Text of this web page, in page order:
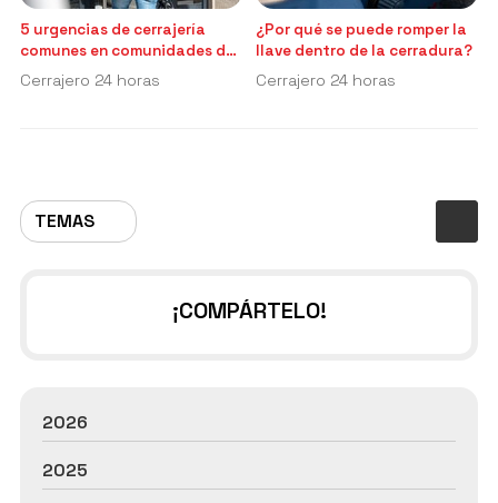
TEMAS
5 urgencias de cerrajería
comunes en comunidades de
vecinos
Cerrajero 24 horas
¿Por qué se puede romper la
llave dentro de la cerradura?
Cerrajero 24 horas
¡COMPÁRTELO!
2026
2025